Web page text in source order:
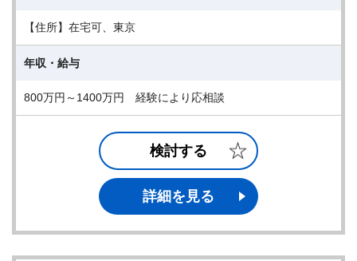
【住所】在宅可、東京
年収・給与
800万円～1400万円 経験により応相談
検討する
詳細を見る